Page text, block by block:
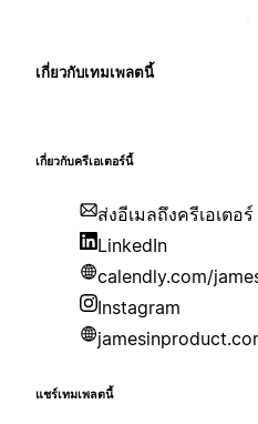
เกี่ยวกับเทมเพลตนี้
เกี่ยวกับครีเอเตอร์นี้
ส่งอีเมลถึงครีเอเตอร์
LinkedIn
calendly.com/
Instagram
แชร์เทมเพลตนี้